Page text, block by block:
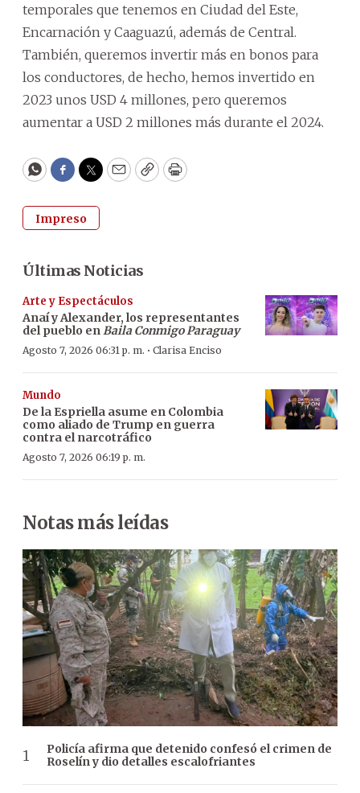
temporales que tenemos en Ciudad del Este,
Encarnación y Caaguazú, además de Central.
También, queremos invertir más en bonos para
los conductores, de hecho, hemos invertido en
2023 unos USD 4 millones, pero queremos
aumentar a USD 2 millones más durante el 2024.
WhatsApp
Facebook
Twitter
EmailCopyPrint
Impreso
Últimas Noticias
Arte y Espectáculos
Anaí y Alexander, los representantes
del pueblo enBaila Conmigo Paraguay
Agosto 7, 2026 06:31 p. m. · Clarisa Enciso
Mundo
De la Espriella asume en Colombia
como aliado de Trump en guerra
contra el narcotráfico
Agosto 7, 2026 06:19 p. m.
Notas más leídas
Policía afirma que detenido confesó el crimen de
Roselín y dio detalles escalofriantes